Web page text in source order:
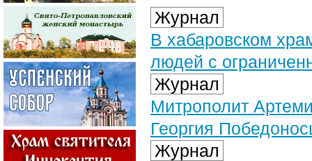
Журнал
В хабаровском
людей с
Журнал
Митрополит
Георгия
Журнал